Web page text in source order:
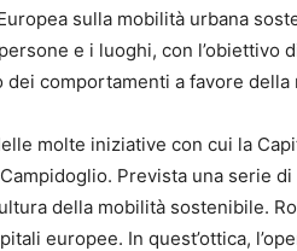
sulla mobilità urbana
e i luoghi, con l’obiettivo
dei comportamenti a favore della
molte iniziative con cui la
Prevista una serie
della mobilità sostenibile.
europee. In quest’ottica,